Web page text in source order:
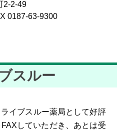
2-2-49
0187-63-9300
スルー
イブスルー薬局として好評
していただき、あとは受